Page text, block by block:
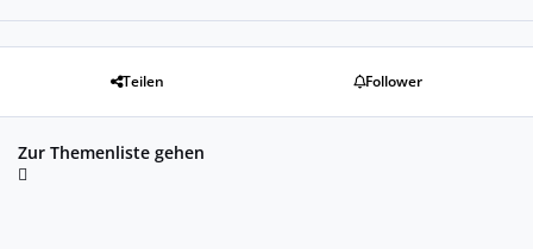
Teilen Follower
Zur Themenliste gehen